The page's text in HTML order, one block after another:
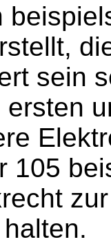
sein
105